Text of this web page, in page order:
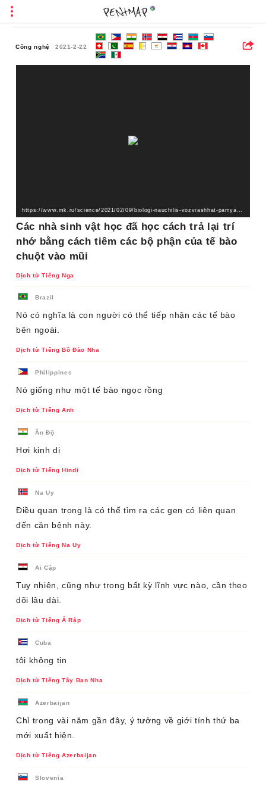
Công nghệ 2021-2-22
https://www.mk.ru/science/2021/02/09/biologi-nauchilis-vozvrashhat-pamyat-vvodya-v-nos-chasti-kletok-myshey.html
Các nhà sinh vật học đã học cách trả lại trí
nhớ bằng cách tiêm các bộ phận của tế bào
chuột vào mũi
Dịch từ Tiếng Nga
Brazil
Nó có nghĩa là con người có thể tiếp nhận các tế bào
bên ngoài.
Dịch từ Tiếng Bồ Đào Nha
Philippines
Nó giống như một tế bào ngọc rồng
Dịch từ Tiếng Anh
Ấn Độ
Hơi kinh dị
Dịch từ Tiếng Hindi
Na Uy
Điều quan trọng là có thể tìm ra các gen có liên quan
đến căn bệnh này.
Dịch từ Tiếng Na Uy
Ai Cập
Tuy nhiên, cũng như trong bất kỳ lĩnh vực nào, cần theo
dõi lâu dài.
Dịch từ Tiếng Ả Rập
Cuba
tôi không tin
Dịch từ Tiếng Tây Ban Nha
Azerbaijan
Chỉ trong vài năm gần đây, ý tưởng về giới tính thứ ba
mới xuất hiện.
Dịch từ Tiếng Azerbaijan
Slovenia